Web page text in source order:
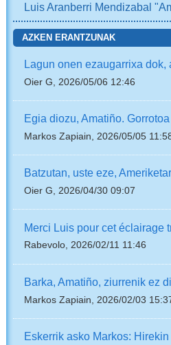
Luis Aranberri Mendizabal
AZKEN ERANTZUNAK
Lagun onen ezaugarrixa dok,
Oier G, 2026/05/06 12:46
Egia diozu, Amatiño.
Markos Zapiain, 2026/05/05
Batzutan, uste eze,
Oier G, 2026/04/30 09:07
Merci Luis pour cet éclairage
Rabevolo, 2026/02/11 11:46
Barka, Amatiño, ziurrenik ez
Markos Zapiain, 2026/02/03
Eskerrik asko Markos: